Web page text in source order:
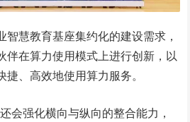
智慧教育基座集约化的建设需求，
伴在算力使用模式上进行创新，以
、高效地使用算力服务。
会强化横向与纵向的整合能力，